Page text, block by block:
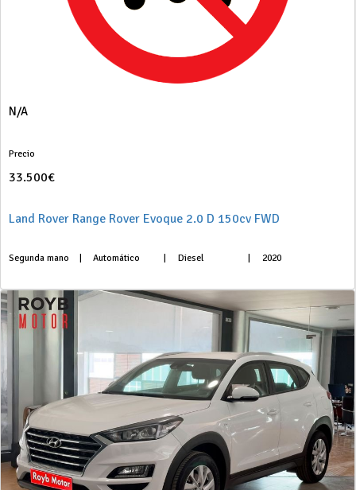
N/A
Precio
33.500€
Land Rover Range Rover Evoque 2.0 D 150cv FWD
Segunda mano Automático Diesel 2020